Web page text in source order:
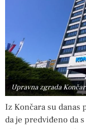
Upravna zgrada
Iz Končara su
da je predviđeno da